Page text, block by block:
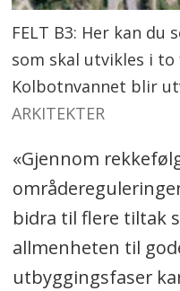
FELT B3: Her kan
som skal utvikles i
Kolbotnvannet blir
ARKITEKTER
«Gjennom
bidra til flere tiltak
allmenheten til
utbyggingsfaser